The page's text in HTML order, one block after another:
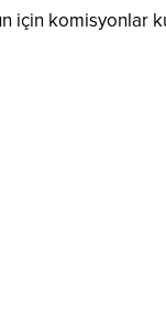
için komisyonlar